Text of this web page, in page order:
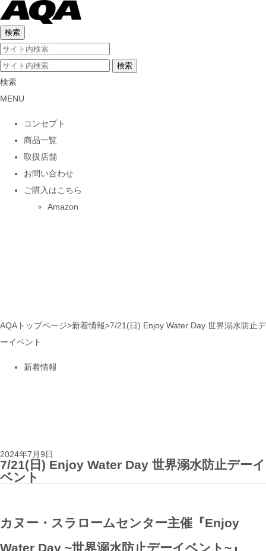
検索
MENU
コンセプト
商品一覧
取扱店舗
お問い合わせ
ご購入はこちら
Amazon
AQAトップページ>新着情報>7/21(日) Enjoy Water Day 世界溺水防止デ
ーイベント
新着情報
2024年7月9日
7/21(日) Enjoy Water Day 世界溺水防止デーイ
ベント
カヌー・スラロームセンター主催『Enjoy
Water Day ~世界溺水防止デーイベント~』